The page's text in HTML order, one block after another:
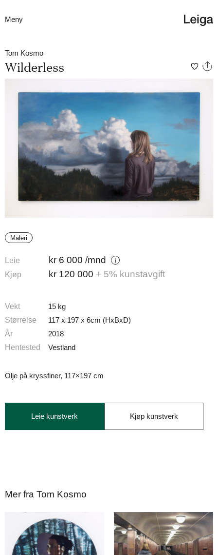
Meny
Tom Kosmo
Wilderless
Maleri
Leie kr 6 000 /mnd
Kjøp kr 120 000 + 5% kunstavgift
Vekt
15 kg
Størrelse
117 x 197 x 6cm (HxBxD)
År
2018
Hentested
Vestland
Olje på kryssfiner, 117×197 cm
Leie kunstverk Kjøp kunstverk
Mer fra Tom Kosmo